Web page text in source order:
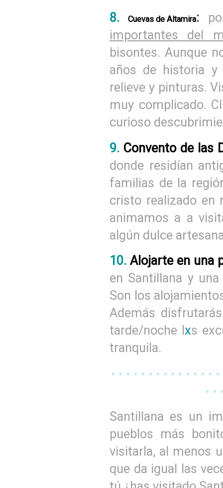
8.
Cuevas de Altamira:
importantes del
bisontes. Aunque
años de historia y
relieve y pinturas.
muy complicado.
curioso
9. Convento de las
donde residían
familias de la
cristo realizado en
animamos a a
algún dulce
10. Alojarte en una
en Santillana y
Son los
Además
tarde/noche lxs
tranquila.
• • • • • • • • • • • • • •
• •
Santillana es un
pueblos más
visitarla, al menos
que da igual las